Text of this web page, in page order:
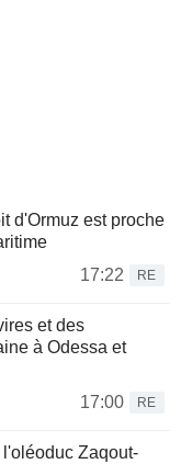
d'Ormuz est proche
17:22
RE
et des
à Odessa et
17:00
RE
Zaqout-